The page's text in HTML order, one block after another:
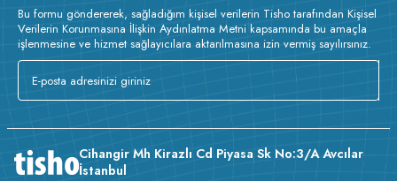
Bu formu göndererek, sağladığım kişisel verilerin Tisho tarafından Kişisel
Verilerin Korunmasına İlişkin Aydınlatma Metni kapsamında bu amaçla
işlenmesine ve hizmet sağlayıcılara aktarılmasına izin vermiş sayılırsınız.
Cihangir Mh Kirazlı Cd Piyasa Sk No:3/A Avcılar
İstanbul